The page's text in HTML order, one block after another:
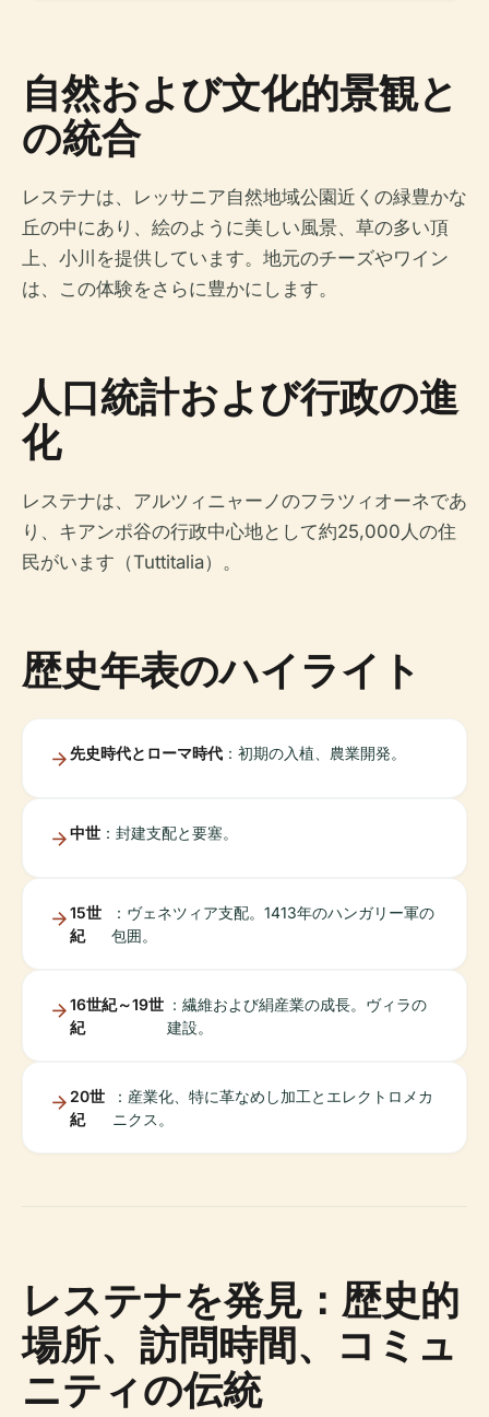
自然および文化的景観と
の統合
レステナは、レッサニア自然地域公園近くの緑豊かな
丘の中にあり、絵のように美しい風景、草の多い頂
上、小川を提供しています。地元のチーズやワイン
は、この体験をさらに豊かにします。
人口統計および行政の進
化
レステナは、アルツィニャーノのフラツィオーネであ
り、キアンポ谷の行政中心地として約25,000人の住
民がいます（Tuttitalia）。
歴史年表のハイライト
先史時代とローマ時代 ：初期の入植、農業開発。
中世 ：封建支配と要塞。
15世
紀
：ヴェネツィア支配。1413年のハンガリー軍の
包囲。
16世紀～19世
紀
：繊維および絹産業の成長。ヴィラの
建設。
20世
紀
：産業化、特に革なめし加工とエレクトロメカ
ニクス。
レステナを発見：歴史的
場所、訪問時間、コミュ
ニティの伝統